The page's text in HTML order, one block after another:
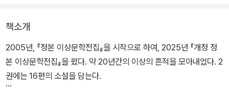
책소개
2005년, 『정본 이상문학전집』을 시작으로 하여, 2025년 『개정 정
본 이상문학전집』을 폈다. 약 20년간의 이상의 흔적을 모아내었다. 2
권에는 16편의 소설을 담는다.